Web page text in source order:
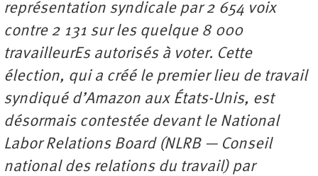
représentation syndicale par 2 654 voix
contre 2 131 sur les quelque 8 000
travailleurEs autorisés à voter. Cette
élection, qui a créé le premier lieu de travail
syndiqué d’Amazon aux États-Unis, est
désormais contestée devant le National
Labor Relations Board (NLRB — Conseil
national des relations du travail) par